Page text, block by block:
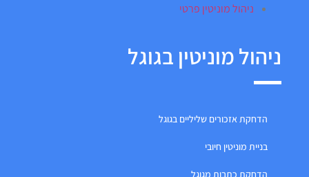
ניהול מוניטין פרטי
ניהול מוניטין בגוגל
הדחקת אזכורים שליליים בגוגל
בניית מוניטין חיובי
הדחקת כתבות מגוגל